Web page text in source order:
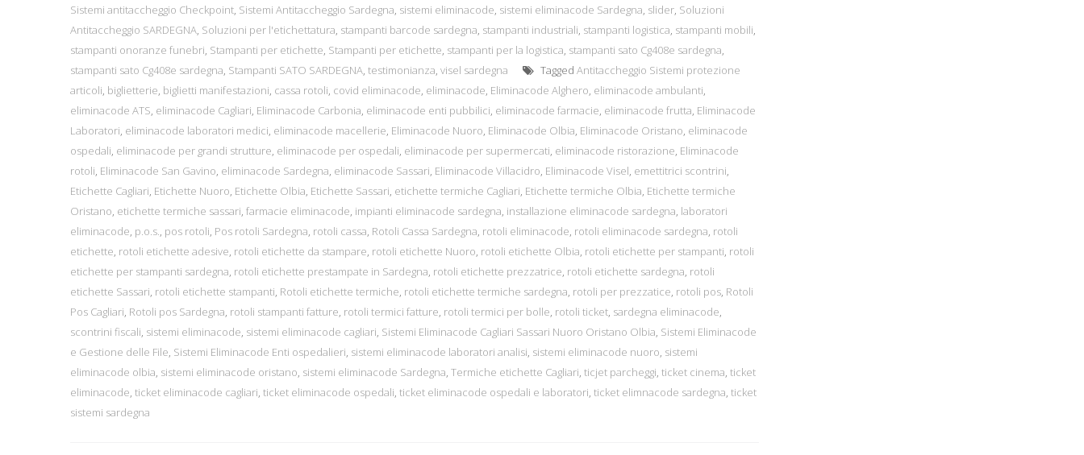
Sistemi antitaccheggio Checkpoint, Sistemi Antitaccheggio Sardegna, sistemi eliminacode, sistemi eliminacode Sardegna, slider, Soluzioni
Antitaccheggio SARDEGNA, Soluzioni per l'etichettatura, stampanti barcode sardegna, stampanti industriali, stampanti logistica, stampanti mobili,
stampanti onoranze funebri, Stampanti per etichette, Stampanti per etichette, stampanti per la logistica, stampanti sato Cg408e sardegna,
stampanti sato Cg408e sardegna, Stampanti SATO SARDEGNA, testimonianza, visel sardegna Tagged Antitaccheggio Sistemi protezione
articoli, biglietterie, biglietti manifestazioni, cassa rotoli, covid eliminacode, eliminacode, Eliminacode Alghero, eliminacode ambulanti,
eliminacode ATS, eliminacode Cagliari, Eliminacode Carbonia, eliminacode enti pubbilici, eliminacode farmacie, eliminacode frutta, Eliminacode
Laboratori, eliminacode laboratori medici, eliminacode macellerie, Eliminacode Nuoro, Eliminacode Olbia, Eliminacode Oristano, eliminacode
ospedali, eliminacode per grandi strutture, eliminacode per ospedali, eliminacode per supermercati, eliminacode ristorazione, Eliminacode
rotoli, Eliminacode San Gavino, eliminacode Sardegna, eliminacode Sassari, Eliminacode Villacidro, Eliminacode Visel, emettitrici scontrini,
Etichette Cagliari, Etichette Nuoro, Etichette Olbia, Etichette Sassari, etichette termiche Cagliari, Etichette termiche Olbia, Etichette termiche
Oristano, etichette termiche sassari, farmacie eliminacode, impianti eliminacode sardegna, installazione eliminacode sardegna, laboratori
eliminacode, p.o.s., pos rotoli, Pos rotoli Sardegna, rotoli cassa, Rotoli Cassa Sardegna, rotoli eliminacode, rotoli eliminacode sardegna, rotoli
etichette, rotoli etichette adesive, rotoli etichette da stampare, rotoli etichette Nuoro, rotoli etichette Olbia, rotoli etichette per stampanti, rotoli
etichette per stampanti sardegna, rotoli etichette prestampate in Sardegna, rotoli etichette prezzatrice, rotoli etichette sardegna, rotoli
etichette Sassari, rotoli etichette stampanti, Rotoli etichette termiche, rotoli etichette termiche sardegna, rotoli per prezzatice, rotoli pos, Rotoli
Pos Cagliari, Rotoli pos Sardegna, rotoli stampanti fatture, rotoli termici fatture, rotoli termici per bolle, rotoli ticket, sardegna eliminacode,
scontrini fiscali, sistemi eliminacode, sistemi eliminacode cagliari, Sistemi Eliminacode Cagliari Sassari Nuoro Oristano Olbia, Sistemi Eliminacode
e Gestione delle File, Sistemi Eliminacode Enti ospedalieri, sistemi eliminacode laboratori analisi, sistemi eliminacode nuoro, sistemi
eliminacode olbia, sistemi eliminacode oristano, sistemi eliminacode Sardegna, Termiche etichette Cagliari, ticjet parcheggi, ticket cinema, ticket
eliminacode, ticket eliminacode cagliari, ticket eliminacode ospedali, ticket eliminacode ospedali e laboratori, ticket elimnacode sardegna, ticket
sistemi sardegna